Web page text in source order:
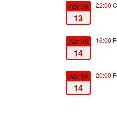
Abr '26
13
22:00
Abr '26
14
16:00
Abr '26
14
20:00